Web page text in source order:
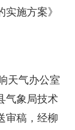
施方案》
天气办公室
气象局技术
审稿，经柳